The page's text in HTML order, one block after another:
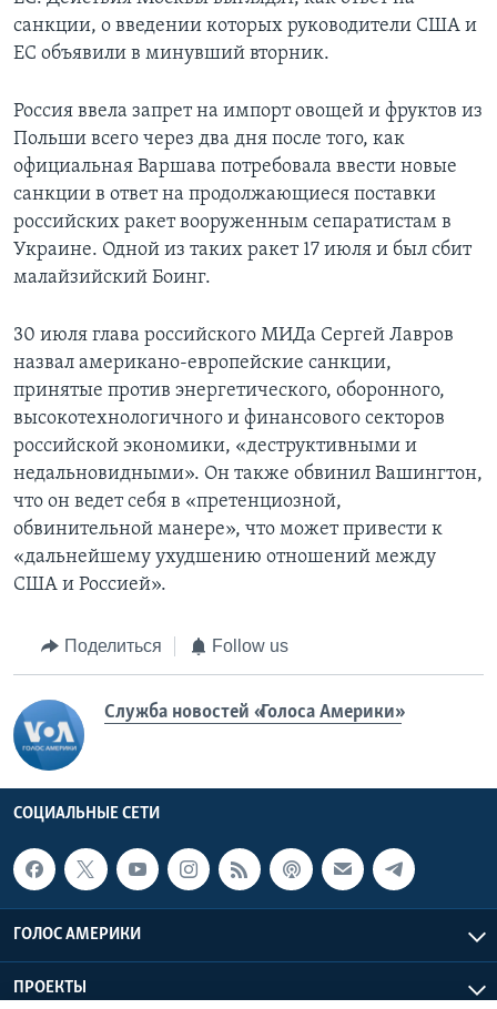
санкции, о введении которых руководители США и
ЕС объявили в минувший вторник.
Россия ввела запрет на импорт овощей и фруктов из
Польши всего через два дня после того, как
официальная Варшава потребовала ввести новые
санкции в ответ на продолжающиеся поставки
российских ракет вооруженным сепаратистам в
Украине. Одной из таких ракет 17 июля и был сбит
малайзийский Боинг.
30 июля глава российского МИДа Сергей Лавров
назвал американо-европейские санкции,
принятые против энергетического, оборонного,
высокотехнологичного и финансового секторов
российской экономики, «деструктивными и
недальновидными». Он также обвинил Вашингтон,
что он ведет себя в «претенциозной,
обвинительной манере», что может привести к
«дальнейшему ухудшению отношений между
США и Россией».
Поделиться Follow us
Служба новостей «Голоса Америки»
СОЦИАЛЬНЫЕ СЕТИ
ГОЛОС АМЕРИКИ
ПРОЕКТЫ